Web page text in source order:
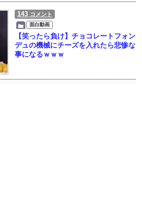
143 コメント
面白動画
【笑ったら負け】チョコレートフォン
デュの機械にチーズを入れたら悲惨な
事になるｗｗｗ